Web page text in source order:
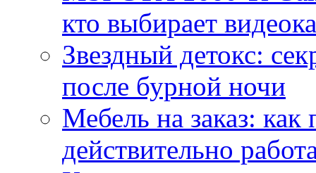
кто выбирает
Звездный детокс:
после бурной ночи
Мебель на заказ:
действительно